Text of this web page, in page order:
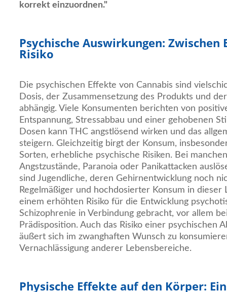
korrekt einzuordnen."
Psychische Auswirkungen: Zwischen
Risiko
Die psychischen Effekte von Cannabis sind
Dosis, der Zusammensetzung des Produkts und
abhängig. Viele Konsumenten berichten von
Entspannung, Stressabbau und einer gehobenen
Dosen kann THC angstlösend wirken und das
steigern. Gleichzeitig birgt der Konsum,
Sorten, erhebliche psychische Risiken. Bei
Angstzustände, Paranoia oder Panikattacken
sind Jugendliche, deren Gehirnentwicklung noch
Regelmäßiger und hochdosierter Konsum in dieser
einem erhöhten Risiko für die Entwicklung
Schizophrenie in Verbindung gebracht, vor allem
Prädisposition. Auch das Risiko einer psychischen
äußert sich im zwanghaften Wunsch zu
Vernachlässigung anderer Lebensbereiche.
Physische Effekte auf den Körper: